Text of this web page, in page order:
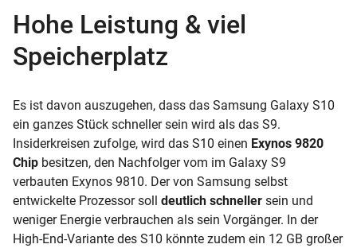
Hohe Leistung & viel
Speicherplatz
Es ist davon auszugehen, dass das Samsung Galaxy S10
ein ganzes Stück schneller sein wird als das S9.
Insiderkreisen zufolge, wird das S10 einen Exynos 9820
Chip besitzen, den Nachfolger vom im Galaxy S9
verbauten Exynos 9810. Der von Samsung selbst
entwickelte Prozessor soll deutlich schneller sein und
weniger Energie verbrauchen als sein Vorgänger. In der
High-End-Variante des S10 könnte zudem ein 12 GB großer